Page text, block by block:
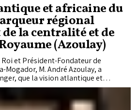
et africaine du
régional
la centralité et de
(Azoulay)
Roi et Président-Fondateur de
Mogador, M. André Azoulay, a
que la vision atlantique et
un marqueur régional